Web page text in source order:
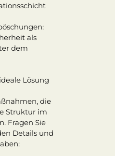
als
dem
Lösung
die
Struktur im
Fragen Sie
Details und